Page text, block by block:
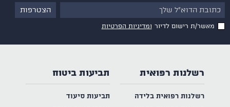
מאשר/ת רישום לדיור ומדיניות הפרטיות
רשלנות רפואית
רשלנות רפואית בלידה
תביעות ביטוח
תביעות סיעוד